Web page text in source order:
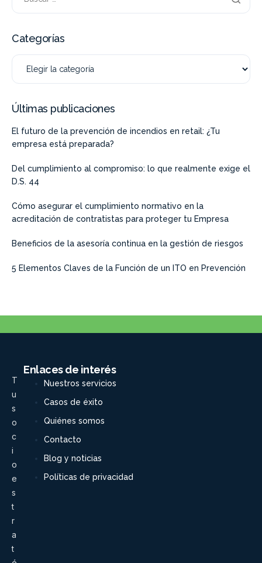
Categorías
Últimas publicaciones
El futuro de la prevención de incendios en retail: ¿Tu
empresa está preparada?
Del cumplimiento al compromiso: lo que realmente exige el
D.S. 44
Cómo asegurar el cumplimiento normativo en la
acreditación de contratistas para proteger tu Empresa
Beneficios de la asesoría continua en la gestión de riesgos
5 Elementos Claves de la Función de un ITO en Prevención
T
u
s
o
c
i
o
e
s
t
r
a
t
Enlaces de interés
Nuestros servicios
Casos de éxito
Quiénes somos
Contacto
Blog y noticias
Políticas de privacidad